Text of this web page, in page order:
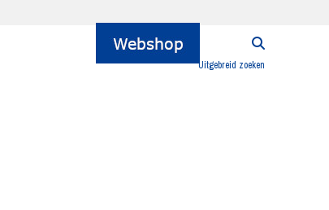
Uitgebreid zoeken